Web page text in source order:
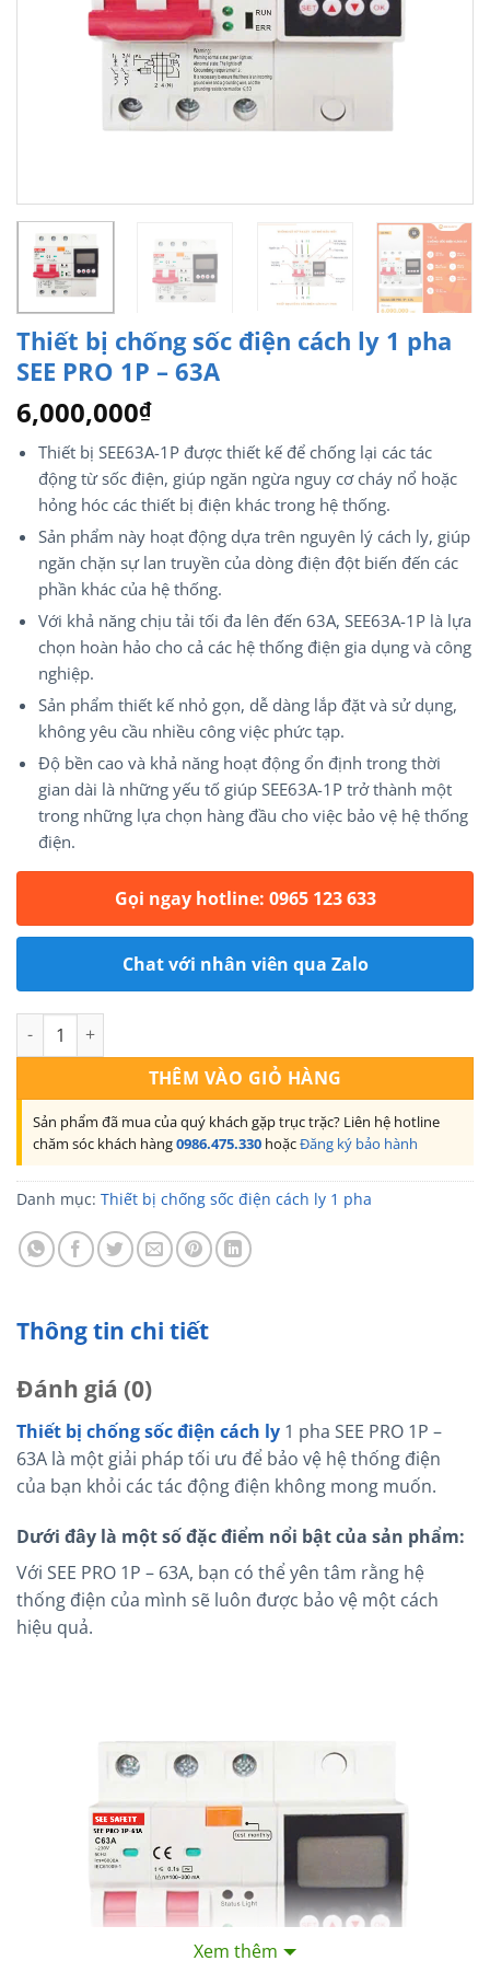
Thiết bị chống sốc điện cách ly 1 pha
SEE PRO 1P – 63A
6,000,000₫
Thiết bị SEE63A-1P được thiết kế để chống lại các tác
động từ sốc điện, giúp ngăn ngừa nguy cơ cháy nổ hoặc
hỏng hóc các thiết bị điện khác trong hệ thống.
Sản phẩm này hoạt động dựa trên nguyên lý cách ly, giúp
ngăn chặn sự lan truyền của dòng điện đột biến đến các
phần khác của hệ thống.
Với khả năng chịu tải tối đa lên đến 63A, SEE63A-1P là lựa
chọn hoàn hảo cho cả các hệ thống điện gia dụng và công
nghiệp.
Sản phẩm thiết kế nhỏ gọn, dễ dàng lắp đặt và sử dụng,
không yêu cầu nhiều công việc phức tạp.
Độ bền cao và khả năng hoạt động ổn định trong thời
gian dài là những yếu tố giúp SEE63A-1P trở thành một
trong những lựa chọn hàng đầu cho việc bảo vệ hệ thống
điện.
Gọi ngay hotline: 0965 123 633
Chat với nhân viên qua Zalo
Thiết bị chống sốc điện cách ly 1 pha SEE PRO 1P - 63A số
THÊM VÀO GIỎ HÀNG
Sản phẩm đã mua của quý khách gặp trục trặc? Liên hệ hotline
chăm sóc khách hàng0986.475.330 hoặcĐăng ký bảo hành
Danh mục: Thiết bị chống sốc điện cách ly 1 pha
Thông tin chi tiết
Đánh giá (0)
Thiết bị chống sốc điện cách ly 1 pha SEE PRO 1P –
63A là một giải pháp tối ưu để bảo vệ hệ thống điện
của bạn khỏi các tác động điện không mong muốn.
Dưới đây là một số đặc điểm nổi bật của sản phẩm:
Với SEE PRO 1P – 63A, bạn có thể yên tâm rằng hệ
thống điện của mình sẽ luôn được bảo vệ một cách
hiệu quả.
Xem thêm